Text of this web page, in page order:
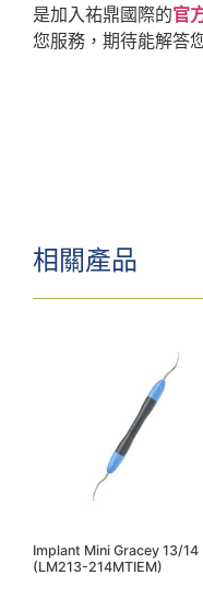
是加入祐鼎國際的官
相關產品
Implant Mini Gracey 13/14
(LM213-214MTIEM)